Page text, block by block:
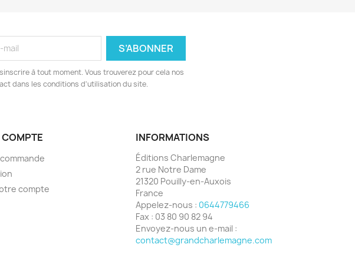
à tout moment. Vous trouverez pour cela nos
dans les conditions d'utilisation du site.
compte
INFORMATIONS
Éditions Charlemagne
2 rue Notre Dame
21320 Pouilly-en-Auxois
France
Appelez-nous : 0644779466
Fax : 03 80 90 82 94
Envoyez-nous un e-mail :
contact@grandcharlemagne.com